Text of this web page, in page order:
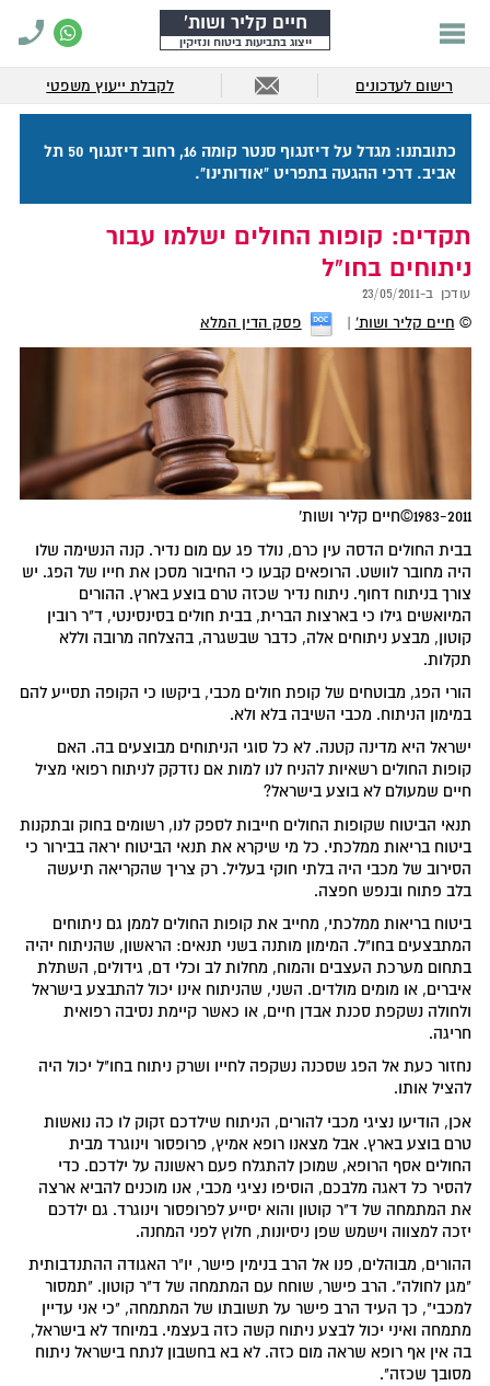
חיים קליר ושות'
ייצוג בתביעות ביטוח ונזיקין
רישום לעדכונים לקבלת ייעוץ משפטי
כתובתנו: מגדל על דיזנגוף סנטר קומה 16, רחוב דיזנגוף 50 תל
אביב. דרכי ההגעה בתפריט "אודותינו".
תקדים: קופות החולים ישלמו עבור
ניתוחים בחו"ל
עודכן ב-23/05/2011
© חיים קליר ושות' פסק הדין המלא
1983-2011©חיים קליר ושות'
בבית החולים הדסה עין כרם, נולד פג עם מום נדיר. קנה הנשימה שלו
היה מחובר לוושט. הרופאים קבעו כי החיבור מסכן את חייו של הפג. יש
צורך בניתוח דחוף. ניתוח נדיר שכזה טרם בוצע בארץ. ההורים
המיואשים גילו כי בארצות הברית, בבית חולים בסינסינטי, ד"ר רובין
קוטון, מבצע ניתוחים אלה, כדבר שבשגרה, בהצלחה מרובה וללא
תקלות.
הורי הפג, מבוטחים של קופת חולים מכבי, ביקשו כי הקופה תסייע להם
במימון הניתוח. מכבי השיבה בלא ולא.
ישראל היא מדינה קטנה. לא כל סוגי הניתוחים מבוצעים בה. האם
קופות החולים רשאיות להניח לנו למות אם נזדקק לניתוח רפואי מציל
חיים שמעולם לא בוצע בישראל?
תנאי הביטוח שקופות החולים חייבות לספק לנו, רשומים בחוק ובתקנות
ביטוח בריאות ממלכתי. כל מי שיקרא את תנאי הביטוח יראה בבירור כי
הסירוב של מכבי היה בלתי חוקי בעליל. רק צריך שהקריאה תיעשה
בלב פתוח ובנפש חפצה.
ביטוח בריאות ממלכתי, מחייב את קופות החולים לממן גם ניתוחים
המתבצעים בחו"ל. המימון מותנה בשני תנאים: הראשון, שהניתוח יהיה
בתחום מערכת העצבים והמוח, מחלות לב וכלי דם, גידולים, השתלת
איברים, או מומים מולדים. השני, שהניתוח אינו יכול להתבצע בישראל
ולחולה נשקפת סכנת אבדן חיים, או כאשר קיימת נסיבה רפואית
חריגה.
נחזור כעת אל הפג שסכנה נשקפה לחייו ושרק ניתוח בחו"ל יכול היה
להציל אותו.
אכן, הודיעו נציגי מכבי להורים, הניתוח שילדכם זקוק לו כה נואשות
טרם בוצע בארץ. אבל מצאנו רופא אמיץ, פרופסור וינוגרד מבית
החולים אסף הרופא, שמוכן להתגלח פעם ראשונה על ילדכם. כדי
להסיר כל דאגה מלבכם, הוסיפו נציגי מכבי, אנו מוכנים להביא ארצה
את המתמחה של ד"ר קוטון והוא יסייע לפרופסור וינוגרד. גם ילדכם
יזכה למצווה וישמש שפן ניסיונות, חלוץ לפני המחנה.
ההורים, מבוהלים, פנו אל הרב בנימין פישר, יו"ר האגודה ההתנדבותית
"מגן לחולה". הרב פישר, שוחח עם המתמחה של ד"ר קוטון. "תמסור
למכבי", כך העיד הרב פישר על תשובתו של המתמחה, "כי אני עדיין
מתמחה ואיני יכול לבצע ניתוח קשה כזה בעצמי. במיוחד לא בישראל,
בה אין אף רופא שראה מום כזה. לא בא בחשבון לנתח בישראל ניתוח
מסובך שכזה".